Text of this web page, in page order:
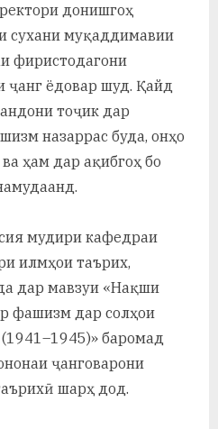
р
а
донишгоҳ
сухани муқаддимавии
фиристодагони
ҷанг ёдовар шуд. Қайд
тоҷик дар
назаррас буда, онҳо
ҳам дар ақибгоҳ бо
мудири кафедраи
илмҳои таърих,
дар мавзуи «Нақши
фашизм дар солҳои
баромад
ҷанговарони
шарҳ дод.